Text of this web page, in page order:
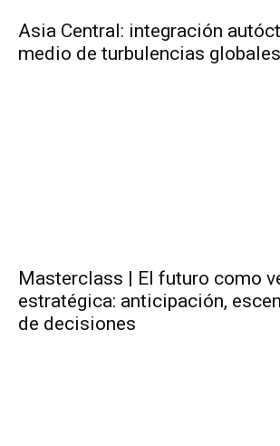
Asia Central: integración
medio de turbulencias globales
Masterclass | El futuro como
estratégica: anticipación,
de decisiones